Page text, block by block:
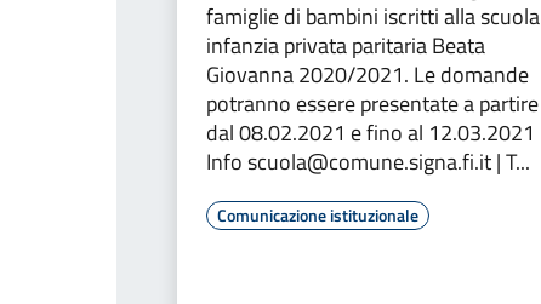
famiglie di bambini iscritti alla scuola
infanzia privata paritaria Beata
Giovanna 2020/2021. Le domande
potranno essere presentate a partire
dal 08.02.2021 e fino al 12.03.2021
Info scuola@comune.signa.fi.it | T...
Comunicazione istituzionale